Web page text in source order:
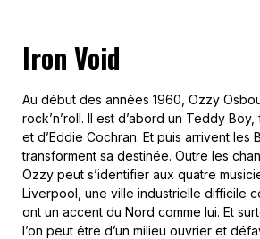
Iron Void
Au début des années 1960, Ozzy
rock’n’roll. Il est d’abord un Teddy Boy,
et d’Eddie Cochran. Et puis arrivent les
transforment sa destinée. Outre les
Ozzy peut s’identifier aux quatre
Liverpool, une ville industrielle difficile
ont un accent du Nord comme lui. Et
l’on peut être d’un milieu ouvrier et